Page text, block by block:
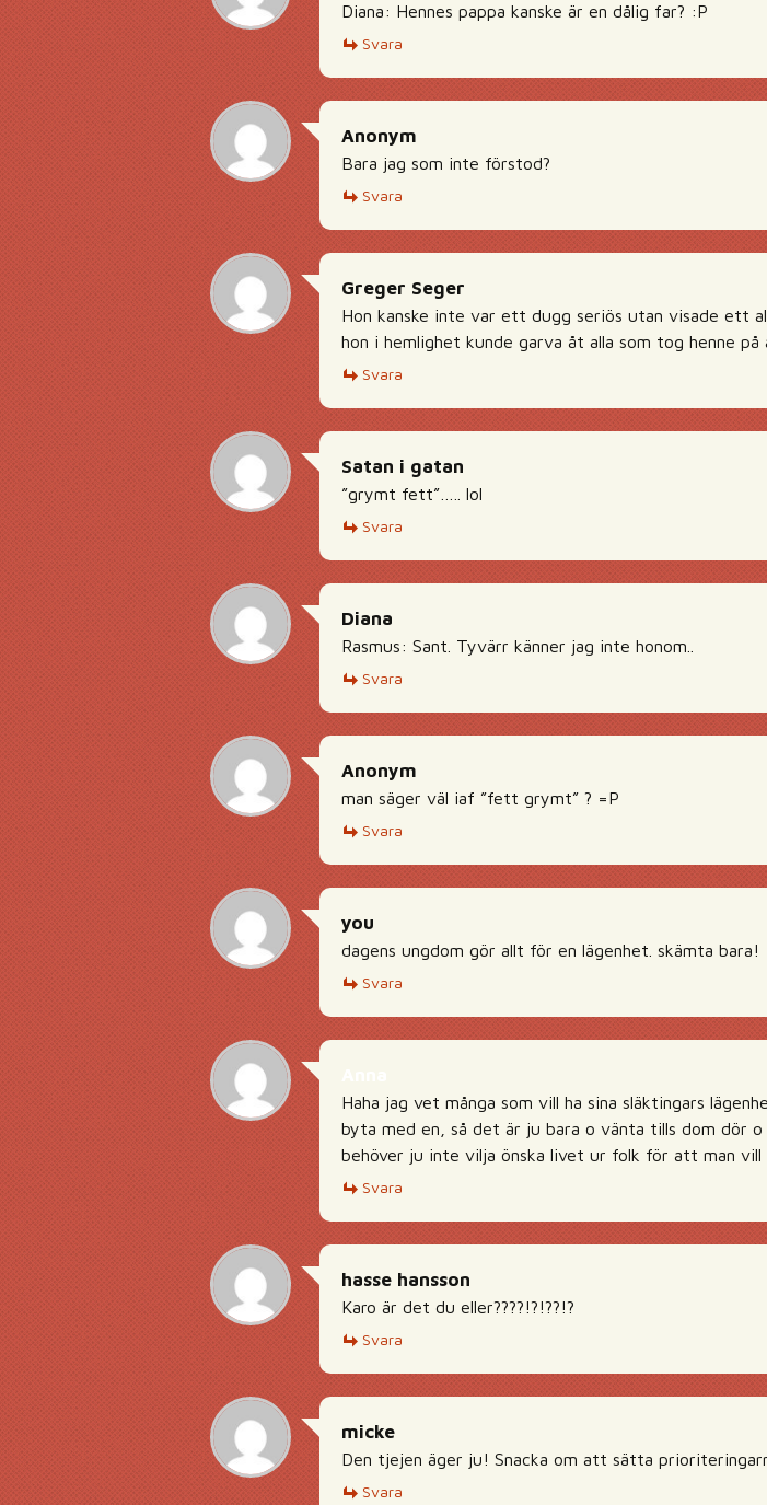
Diana: Hennes pappa kanske är en dålig far? :P
Svara
Anonym
Bara jag som inte förstod?
Svara
Greger Seger
Hon kanske inte var ett dugg seriös utan visade
hon i hemlighet kunde garva åt alla som tog henne på
Svara
Satan i gatan
”grymt fett”….. lol
Svara
Diana
Rasmus: Sant. Tyvärr känner jag inte honom..
Svara
Anonym
man säger väl iaf ”fett grymt” ? =P
Svara
you
dagens ungdom gör allt för en lägenhet. skämta bara!
Svara
Haha jag vet många som vill ha sina släktingars
byta med en, så det är ju bara o vänta tills dom dör
behöver ju inte vilja önska livet ur folk för att man vill
Svara
hasse hansson
Karo är det du eller????!?!??!?
Svara
micke
Den tjejen äger ju! Snacka om att sätta
Svara